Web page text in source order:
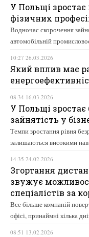
У Польщі зростає
фізичних
Водночас скорочення
автомобільній
10:27 26.03.2026
Який вплив має
08:34 16.03.2026
У Польщі зростає
зайнятість у
Темпи зростання рівня
залишаються високими
14:35 24.02.2026
Згортання
звужує
спеціалістів за
Все більше компаній
офісі, принаймні кілька
08:51 13.02.2026